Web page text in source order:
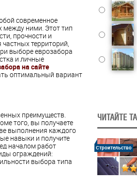
современное
между ними. Этот тип
прочности и
территорий,
выборе еврозабора
и личные
на сайте
оптимальный вариант
преимуществ.
того, вы получаете
выполнения каждого
навыки и получите
началом работ
ограждений:
выбора типа
ЧИТАЙТЕ
Строительство